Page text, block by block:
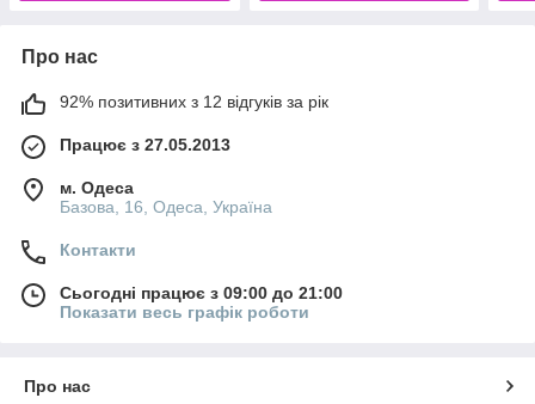
Про нас
92% позитивних з 12 відгуків за рік
Працює з 27.05.2013
м. Одеса
Базова, 16, Одеса, Україна
Контакти
Сьогодні працює з 09:00 до 21:00
Показати весь графік роботи
Про нас